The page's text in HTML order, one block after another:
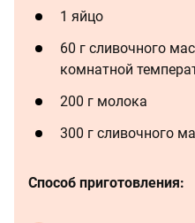
1 яйцо
60 г сливочного
комнатной
200 г молока
300 г сливочного
Способ приготовления: